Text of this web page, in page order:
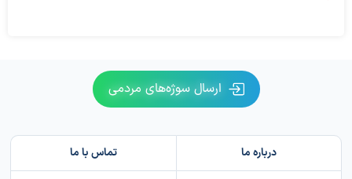
ارسال سوژه‌های مردمی
درباره ما تماس با ما